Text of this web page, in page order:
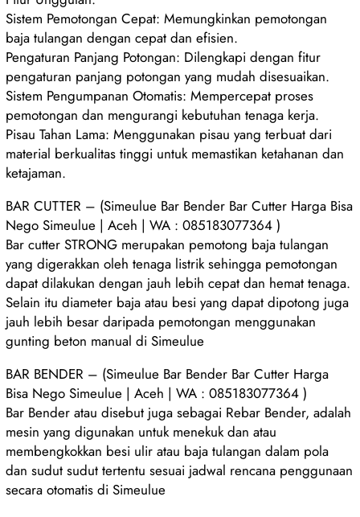
Sistem Pemotongan Cepat: Memungkinkan pemotongan
baja tulangan dengan cepat dan efisien.
Pengaturan Panjang Potongan: Dilengkapi dengan fitur
pengaturan panjang potongan yang mudah disesuaikan.
Sistem Pengumpanan Otomatis: Mempercepat proses
pemotongan dan mengurangi kebutuhan tenaga kerja.
Pisau Tahan Lama: Menggunakan pisau yang terbuat dari
material berkualitas tinggi untuk memastikan ketahanan dan
ketajaman.
BAR CUTTER – (Simeulue Bar Bender Bar Cutter Harga Bisa
Nego Simeulue | Aceh | WA : 085183077364 )
Bar cutter STRONG merupakan pemotong baja tulangan
yang digerakkan oleh tenaga listrik sehingga pemotongan
dapat dilakukan dengan jauh lebih cepat dan hemat tenaga.
Selain itu diameter baja atau besi yang dapat dipotong juga
jauh lebih besar daripada pemotongan menggunakan
gunting beton manual di Simeulue
BAR BENDER – (Simeulue Bar Bender Bar Cutter Harga
Bisa Nego Simeulue | Aceh | WA : 085183077364 )
Bar Bender atau disebut juga sebagai Rebar Bender, adalah
mesin yang digunakan untuk menekuk dan atau
membengkokkan besi ulir atau baja tulangan dalam pola
dan sudut sudut tertentu sesuai jadwal rencana penggunaan
secara otomatis di Simeulue